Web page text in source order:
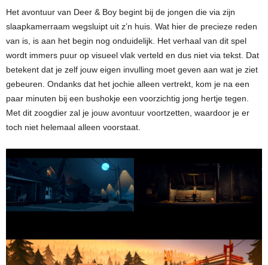
Het avontuur van Deer & Boy begint bij de jongen die via zijn
slaapkamerraam wegsluipt uit z’n huis. Wat hier de precieze reden
van is, is aan het begin nog onduidelijk. Het verhaal van dit spel
wordt immers puur op visueel vlak verteld en dus niet via tekst. Dat
betekent dat je zelf jouw eigen invulling moet geven aan wat je ziet
gebeuren. Ondanks dat het jochie alleen vertrekt, kom je na een
paar minuten bij een bushokje een voorzichtig jong hertje tegen.
Met dit zoogdier zal je jouw avontuur voortzetten, waardoor je er
toch niet helemaal alleen voorstaat.